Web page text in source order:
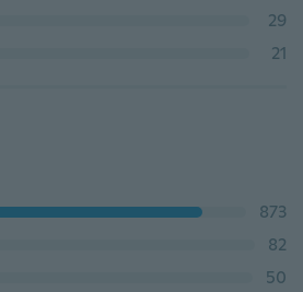
29
21
873
82
50